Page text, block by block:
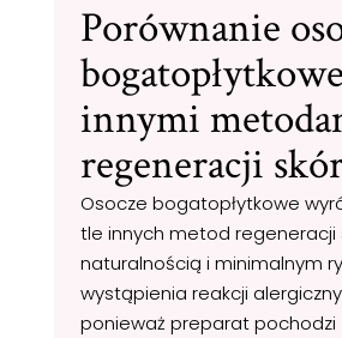
Porównanie
innymi
regeneracji
Osocze bogatopłytkowe
tle innych metod regeneracji
naturalnością i minimalnym
wystąpienia reakcji
ponieważ preparat pochodzi